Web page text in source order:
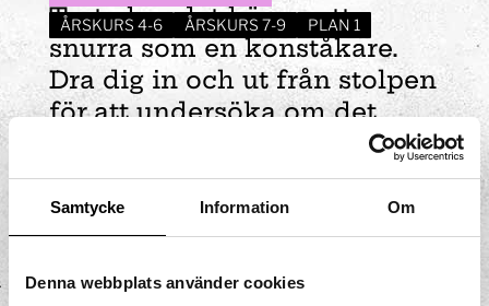
Samtycke Information Om
Denna webbplats använder cookies
ÅRSKURS 4-6 ÅRSKURS 7-9 PLAN 1
Testa hur det känns att
snurra som en konståkare.
Dra dig in och ut från stolpen
för att undersöka om det
påverkar farten. Beskriv vad
du kommer fram till.